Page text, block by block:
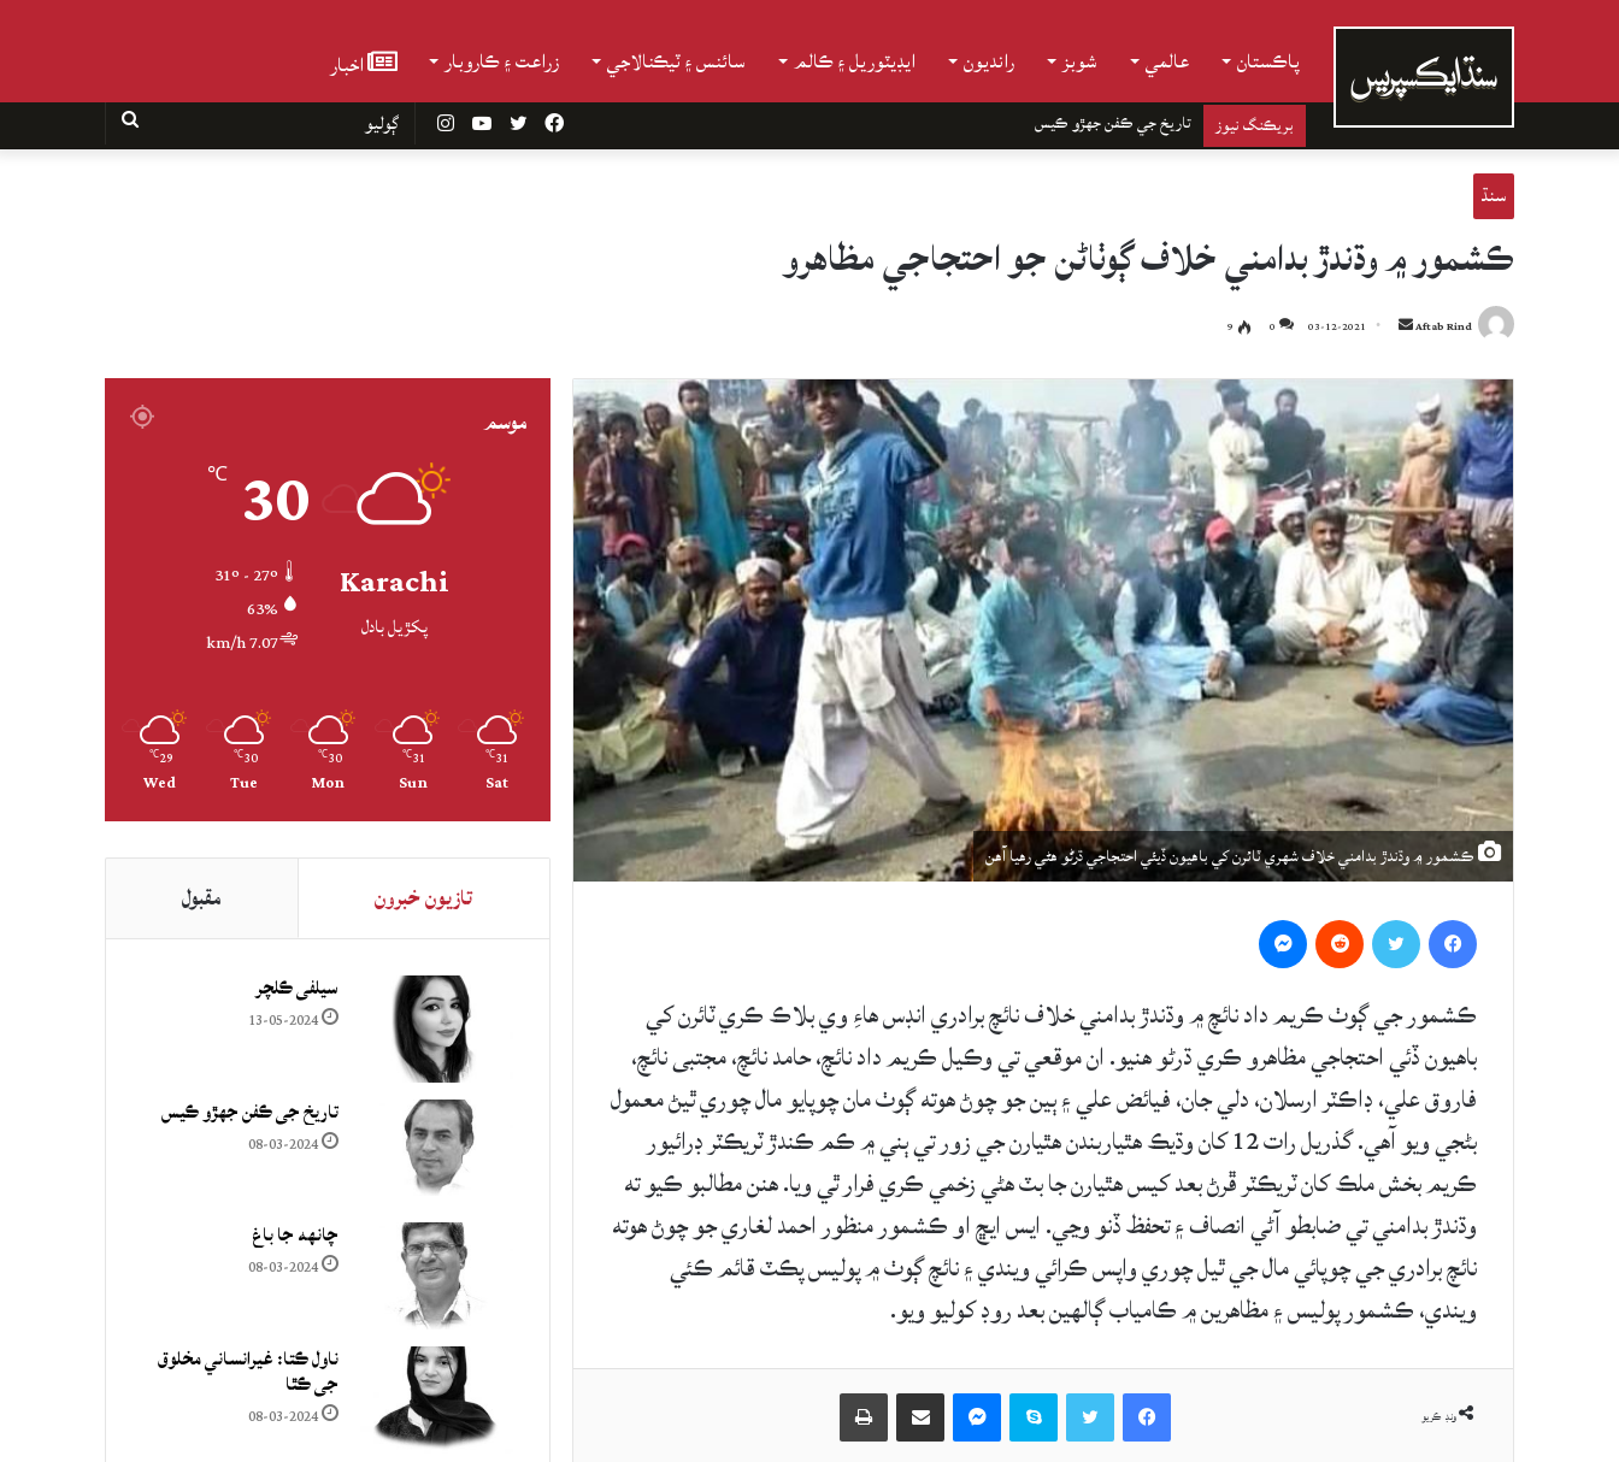
پاڪستان عالمي شوبز رانديون ايڊيٽوريل ۽ ڪالم سائنس ۽ ٽيڪنالاجي زراعت ۽ ڪاروبار اخبار
بريڪنگ نيوز تاريخ جي ڪفن جھڙو ڪيس InstagramYouTube Twitter
Facebook
سنڌ
ڪشمور ۾ وڌندڙ بدامني خلاف ڳوٺاڻن جو احتجاجي مظاهرو
Aftab Rind
Send
email
03-12-2021
0
9
ڪشمور ۾ وڌندڙ بدامني خلاف شهري ٽائرن کي باهيون ڏيئي احتجاجي ڌرڻو هڻي رهيا آهن
ڪشمور جي ڳوٺ ڪريم داد نائچ ۾ وڌندڙ بدامني خلاف نائچ برادري انڊس هاءِ وي بلاڪ ڪري ٽائرن کي
باهيون ڏئي احتجاجي مظاهرو ڪري ڌرڻو هنيو. ان موقعي تي وڪيل ڪريم داد نائچ، حامد نائچ، مجتبى نائچ،
فاروق علي، ڊاڪٽر ارسلان، دلي جان، فیائض علي ۽ ٻين جو چوڻ هوته ڳوٺ مان چوپايو مال چوري ٿيڻ معمول
بڻجي ويو آهي. گذريل رات 12 کان وڌيڪ هٿياربندن هٿيارن جي زور تي ٻني ۾ ڪم ڪندڙ ٽريڪٽر ڊرائيور
ڪريم بخش ملڪ کان ٽريڪٽر ڦرڻ بعد کيس هٿيارن جا بٽ هڻي زخمي ڪري فرار ٿي ويا. هنن مطالبو ڪيو ته
وڌندڙ بدامني تي ضابطو آڻي انصاف ۽ تحفظ ڏنو وڃي. ايس ايڇ او ڪشمور منظور احمد لغاري جو چوڻ هوته
نائچ برادري جي چوپائي مال جي ٿيل چوري واپس ڪرائي ويندي ۽ نائچ ڳوٺ ۾ پوليس پڪٽ قائم ڪئي
ويندي، ڪشمور پوليس ۽ مظاهرين ۾ ڪامياب ڳالهين بعد روڊ کوليو ويو.
ونڊ ڪريو
Facebook
Skype حصيداري ڪريو اي ميل ذريعي
موسم
Karachi
پکڙيل بادل
30
℃
63%
7.07 km/h
31
℃
Sat
31
℃
Sun
30
℃
Mon
30
℃
Tue
29
℃
Wed
تازيون خبرون مقبول
سيلفي ڪلچر
13-05-2024
تاريخ جي ڪفن جھڙو ڪيس
08-03-2024
چانهه جا باغ
08-03-2024
ناول ڪتا: غيرانساني مخلوق
جي ڪٿا
08-03-2024